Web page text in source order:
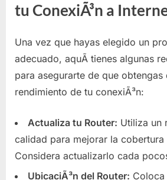
tu ConexiÃ³n a
Una vez que hayas elegido un
adecuado, aquÃ­ tienes algunas
para asegurarte de que obtengas
rendimiento de tu conexiÃ³n:
Actualiza tu Router: Utiliza un
calidad para mejorar la
Considera actualizarlo cada
UbicaciÃ³n del Router: